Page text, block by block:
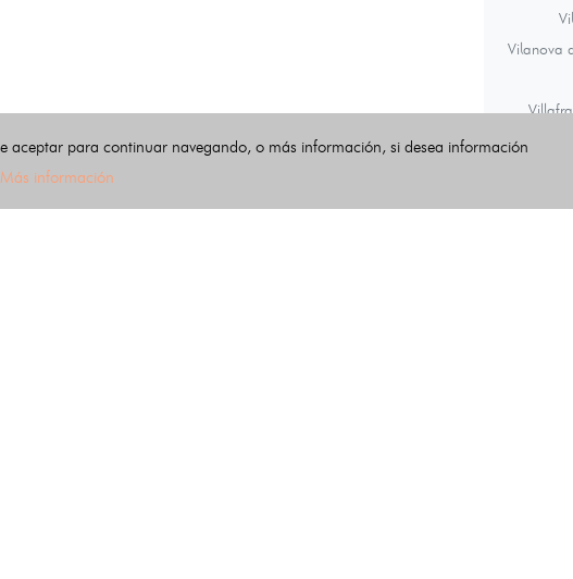
Vilanova
aceptar para continuar navegando, o más información, si desea información
Más información